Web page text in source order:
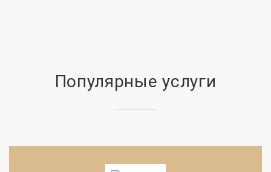
Популярные услуги